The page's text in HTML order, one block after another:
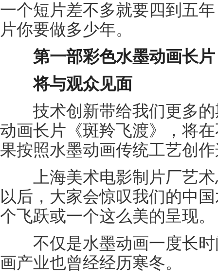
一个短片差不多就要四到五
片你要做多少年。
第一部彩色水墨动画长片
将与观众见面
技术创新带给我们更多的
动画长片《斑羚飞渡》，将
果按照水墨动画传统工艺创
上海美术电影制片厂艺术
以后，大家会惊叹我们的中
个飞跃或一个这么美的呈现。
不仅是水墨动画一度长时
画产业也曾经经历寒冬。